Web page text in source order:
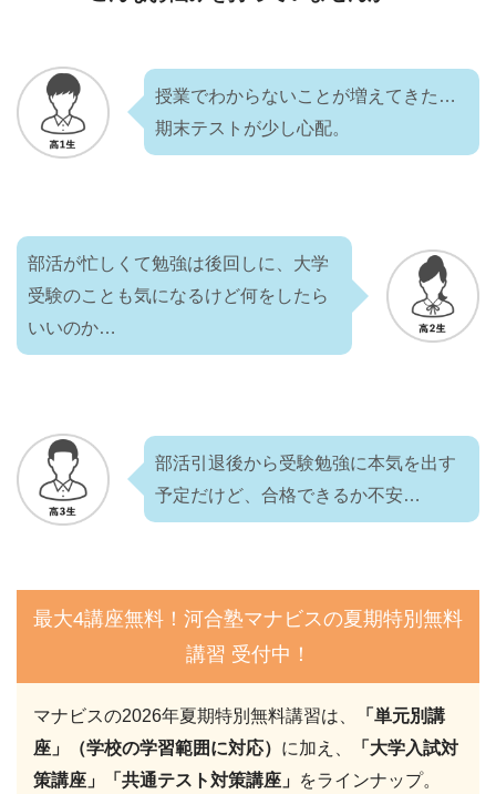
授業でわからないことが増えてきた…
期末テストが少し心配。
部活が忙しくて勉強は後回しに、大学
受験のことも気になるけど何をしたら
いいのか…
部活引退後から受験勉強に本気を出す
予定だけど、合格できるか不安…
最大4講座無料！河合塾マナビスの夏期特別無料
講習 受付中！
マナビスの2026年夏期特別無料講習は、
「単元別講
座」（学校の学習範囲に対応） に加え、
「大学入試対
策講座」「共通テスト対策講座」 をラインナップ。